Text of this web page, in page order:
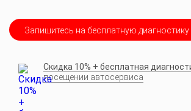
Запишитесь на бесплатную диагностику
Скидка 10% + бесплатная
посещении автосервиса